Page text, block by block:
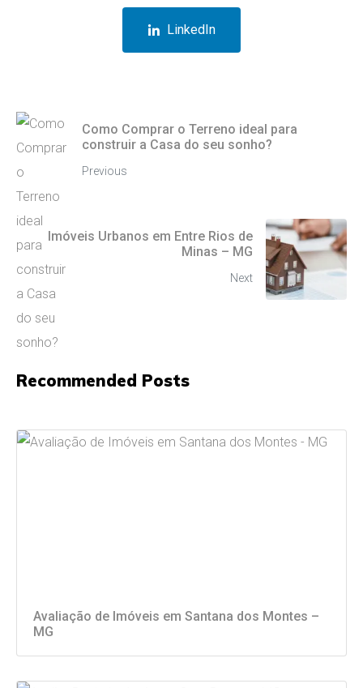
LinkedIn
Como Comprar o Terreno ideal para
construir a Casa do seu sonho?
Previous
Imóveis Urbanos em Entre Rios de
Minas – MG
Next
Recommended Posts
Avaliação de Imóveis em Santana dos Montes –
MG